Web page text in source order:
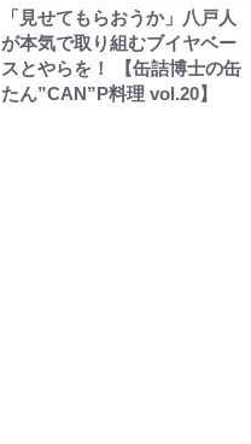
「見せてもらおうか」八戸人
が本気で取り組むブイヤベー
スとやらを！ 【缶詰博士の缶
たん”CAN”P料理 vol.20】